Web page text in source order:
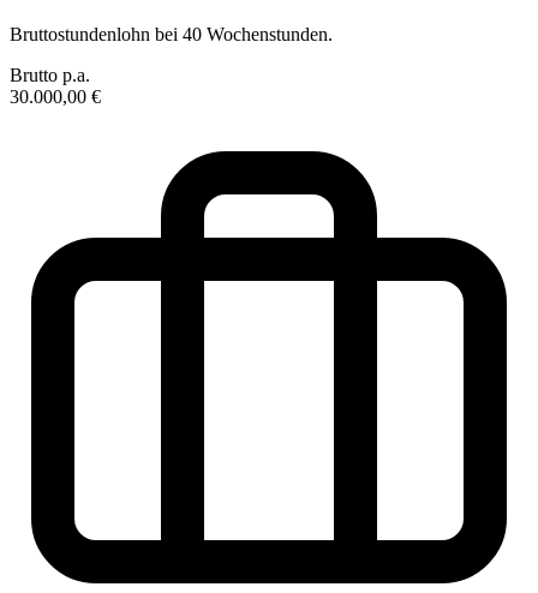
Bruttostundenlohn bei 40 Wochenstunden.
Brutto p.a.
30.000,00 €